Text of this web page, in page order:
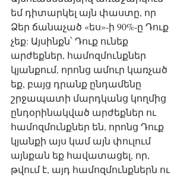
եմ դիտարկել այն փաստը, որ
Ձեր ճանաչած «ես»-ի 90%-ը Դուք
չեք: Այսինքն՝ Դուք ունեք
արժեքներ, համոզմունքներ
կյանքում, որոնց ամուր կառչած
եք, բայց դրանք ընդամենը
շրջապատի մարդկանց կողմից
ընդօրինակված արժեքներ ու
համոզմունքներ են, որոնց Դուք
կյանքի այս կամ այն փուլում
այնքան եք հավատացել, որ,
թվում է, այդ համոզմունքներն ու